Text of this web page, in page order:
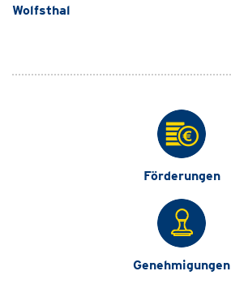
Wolfsthal
Förderungen
Genehmigungen